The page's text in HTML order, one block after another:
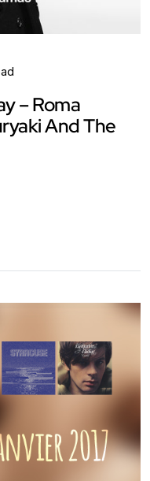
– Roma
And The